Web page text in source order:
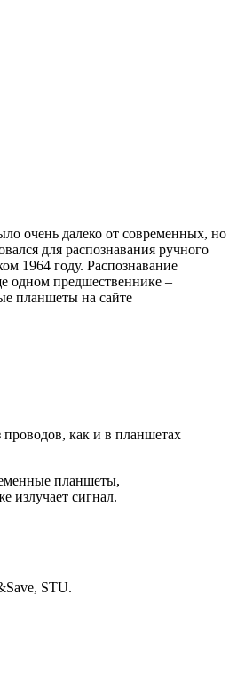
очень далеко от современных, но
для распознавания ручного
1964 году. Распознавание
одном предшественнике –
планшеты на сайте
проводов, как и в планшетах
планшеты,
излучает сигнал.
STU.